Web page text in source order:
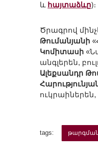
և հայտաձևը)։
Ծրագրով
Թումանյանի
Կոմիտասի
անգլերեն,
Ալեքսանդր
ուկրաիներեն,
tags: